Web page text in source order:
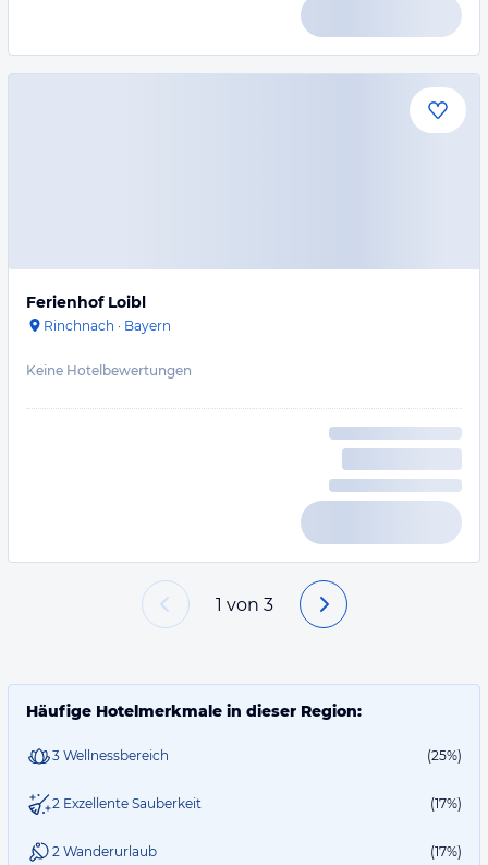
Ferienhof Loibl
Rinchnach · Bayern
Keine Hotelbewertungen
1 von 3
Häufige Hotelmerkmale in dieser Region:
3 Wellnessbereich (25%)
2 Exzellente Sauberkeit (17%)
2 Wanderurlaub (17%)